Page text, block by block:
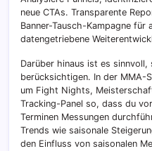
neue CTAs. Transparente
Banner-Tausch-Kampagne
datengetriebene
Darüber hinaus ist es sinnvoll,
berücksichtigen. In der MMA-
um Fight Nights,
Tracking-Panel so, dass du
Terminen Messungen
Trends wie saisonale
den Einfluss von saisonalen